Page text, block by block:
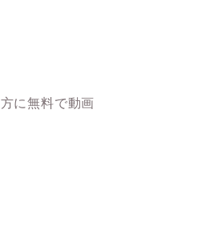
に無料で動画